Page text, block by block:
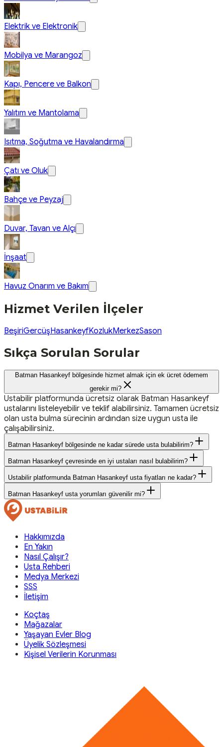
Elektrik ve Elektronik
Mobilya ve Marangoz
Kapı, Pencere ve Balkon
Yalıtım ve Mantolama
Isıtma, Soğutma ve Havalandırma
Çatı ve Oluk
Bahçe ve Peyzaj
Duvar, Tavan ve Alçı
İnşaat
Havuz Onarım ve Bakım
Hizmet Verilen İlçeler
BeşiriGercüşHasankeyfKozlukMerkezSason
Sıkça Sorulan Sorular
Batman Hasankeyf bölgesinde hizmet almak için ek ücret ödemem
gerekir mi?
Ustabilir platformunda ücretsiz olarak Batman Hasankeyf
ustalarını listeleyebilir ve teklif alabilirsiniz. Tamamen ücretsiz
olan usta bulma sürecinin ardından size uygun usta ile
çalışabilirsiniz.
Batman Hasankeyf bölgesinde ne kadar sürede usta bulabilirim?
Batman Hasankeyf çevresinde en iyi ustaları nasıl bulabilirim?
Ustabilir platformunda Batman Hasankeyf usta fiyatları ne kadar?
Batman Hasankeyf usta yorumları güvenilir mi?
Hakkımızda
En Yakın
Nasıl Çalışır?
Usta Rehberi
Medya Merkezi
SSS
İletişim
Koçtaş
Mağazalar
Yaşayan Evler Blog
Üyelik Sözleşmesi
Kişisel Verilerin Korunması